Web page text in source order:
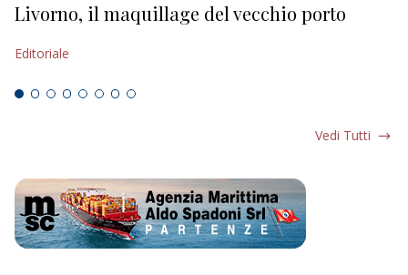
Livorno, il maquillage del vecchio porto
Editoriale
Vedi Tutti